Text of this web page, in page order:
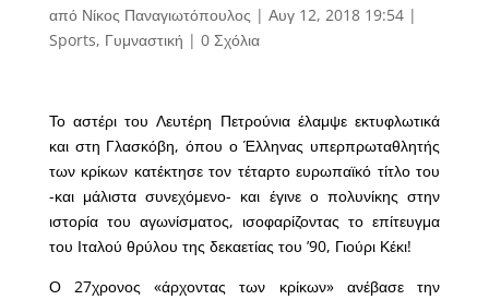
από Νίκος Παναγιωτόπουλος | Αυγ 12, 2018 19:54|
Sports, Γυμναστική | 0 Σχόλια
Το αστέρι του Λευτέρη Πετρούνια έλαμψε εκτυφλωτικά
και στη Γλασκόβη, όπου ο Έλληνας υπερπρωταθλητής
των κρίκων κατέκτησε τον τέταρτο ευρωπαϊκό τίτλο του
-και μάλιστα συνεχόμενο- και έγινε ο πολυνίκης στην
ιστορία του αγωνίσματος, ισοφαρίζοντας το επίτευγμα
του Ιταλού θρύλου της δεκαετίας του ’90, Γιούρι Κέκι!
Ο 27χρονος «άρχοντας των κρίκων» ανέβασε την